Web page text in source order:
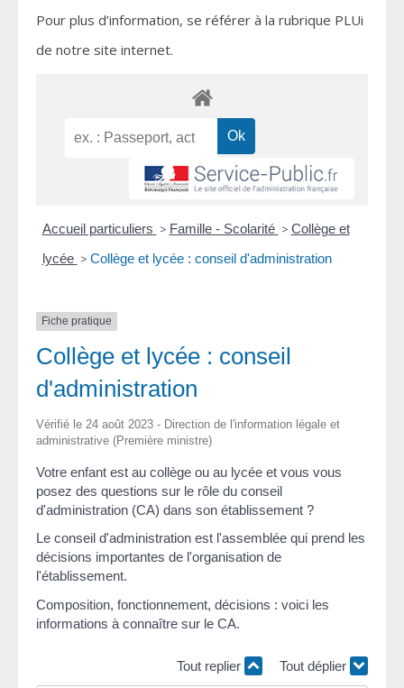
Pour plus d’information, se référer à la rubrique PLUi
de notre site internet.
Accueil particuliers > Famille - Scolarité > Collège et
lycée > Collège et lycée : conseil d'administration
Fiche pratique
Collège et lycée : conseil
d'administration
Vérifié le 24 août 2023 - Direction de l'information légale et
administrative (Première ministre)
Votre enfant est au collège ou au lycée et vous vous
posez des questions sur le rôle du conseil
d'administration (CA) dans son établissement ?
Le conseil d'administration est l'assemblée qui prend les
décisions importantes de l'organisation de
l'établissement.
Composition, fonctionnement, décisions : voici les
informations à connaître sur le CA.
Tout replier Tout déplier